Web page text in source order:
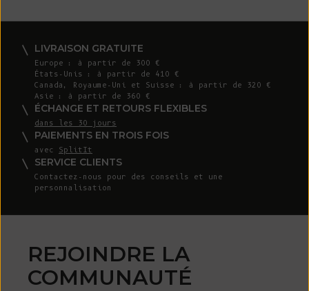
LIVRAISON GRATUITE
Europe : à partir de 300 €
États-Unis : à partir de 410 €
Canada, Royaume-Uni et Suisse : à partir de 320 €
Asie : à partir de 360 €
ÉCHANGE ET RETOURS FLEXIBLES
dans les 30 jours
PAIEMENTS EN TROIS FOIS
avec SplitIt
SERVICE CLIENTS
Contactez-nous pour des conseils et une
personnalisation
REJOINDRE LA
COMMUNAUTÉ